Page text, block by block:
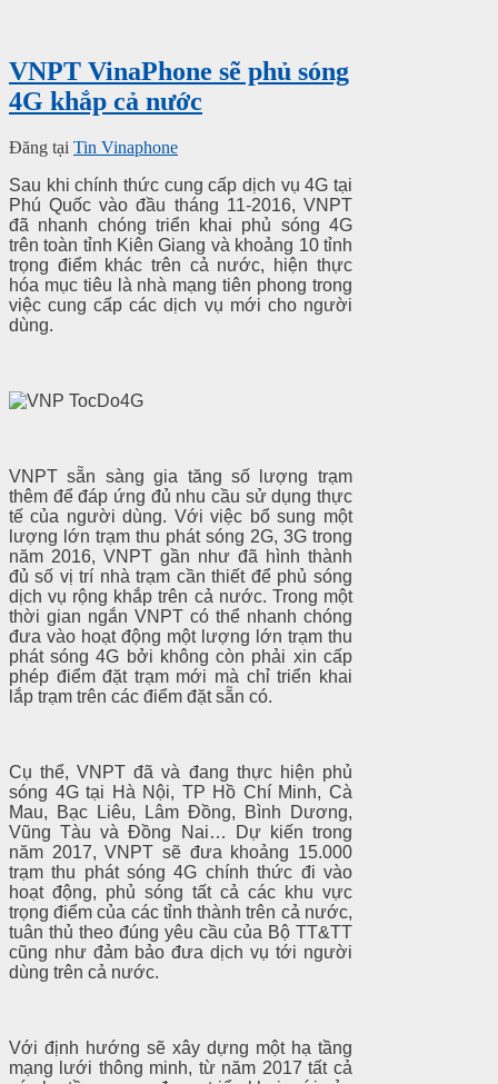
VNPT VinaPhone sẽ phủ sóng
4G khắp cả nước
Đăng tại Tin Vinaphone
Sau khi chính thức cung cấp dịch vụ 4G tại
Phú Quốc vào đầu tháng 11-2016, VNPT
đã nhanh chóng triển khai phủ sóng 4G
trên toàn tỉnh Kiên Giang và khoảng 10 tỉnh
trọng điểm khác trên cả nước, hiện thực
hóa mục tiêu là nhà mạng tiên phong trong
việc cung cấp các dịch vụ mới cho người
dùng.
VNPT sẵn sàng gia tăng số lượng trạm
thêm để đáp ứng đủ nhu cầu sử dụng thực
tế của người dùng. Với việc bổ sung một
lượng lớn trạm thu phát sóng 2G, 3G trong
năm 2016, VNPT gần như đã hình thành
đủ số vị trí nhà trạm cần thiết để phủ sóng
dịch vụ rộng khắp trên cả nước. Trong một
thời gian ngắn VNPT có thể nhanh chóng
đưa vào hoạt động một lượng lớn trạm thu
phát sóng 4G bởi không còn phải xin cấp
phép điểm đặt trạm mới mà chỉ triển khai
lắp trạm trên các điểm đặt sẵn có.
Cụ thể, VNPT đã và đang thực hiện phủ
sóng 4G tại Hà Nội, TP Hồ Chí Minh, Cà
Mau, Bạc Liêu, Lâm Đồng, Bình Dương,
Vũng Tàu và Đồng Nai… Dự kiến trong
năm 2017, VNPT sẽ đưa khoảng 15.000
trạm thu phát sóng 4G chính thức đi vào
hoạt động, phủ sóng tất cả các khu vực
trọng điểm của các tỉnh thành trên cả nước,
tuân thủ theo đúng yêu cầu của Bộ TT&TT
cũng như đảm bảo đưa dịch vụ tới người
dùng trên cả nước.
Với định hướng sẽ xây dựng một hạ tầng
mạng lưới thông minh, từ năm 2017 tất cả